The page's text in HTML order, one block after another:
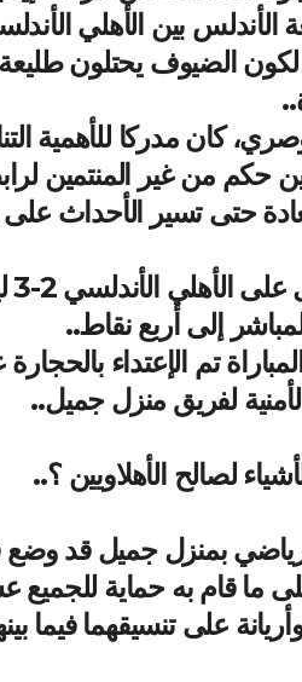
الأندلس بين الأهلي
لكون الضيوف يحتلون
كان مدركا للأهمية
حكم من غير المنتمين
حتى تسير الأحداث
إلى أربع نقاط..
تم الإعتداء
لفريق منزل جميل..
لصالح الأهلاويين ؟..
بمنزل جميل قد وضع
ما قام به حماية
على تنسيقهما فيما